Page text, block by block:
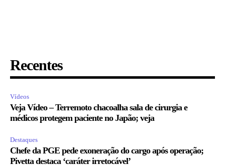
Recentes
Vídeos
Veja Vídeo – Terremoto chacoalha sala de cirurgia e
médicos protegem paciente no Japão; veja
Destaques
Chefe da PGE pede exoneração do cargo após operação;
Pivetta destaca ‘caráter irretocável’